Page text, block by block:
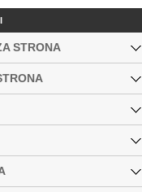
STRONA